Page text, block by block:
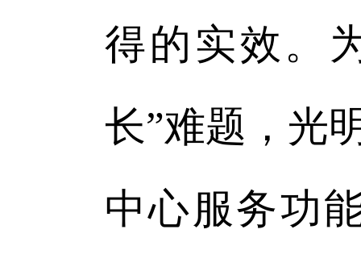
得的实效。
长”难题，光
中心服务功